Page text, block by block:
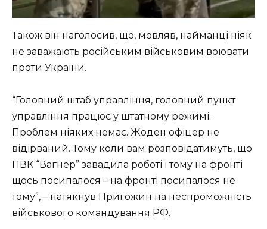
Також він наголосив, що, мовляв, найманці ніяк
не заважають російським військовим воювати
проти України.
“Головний штаб управління, головний пункт
управління працює у штатному режимі.
Проблем ніяких немає. Жоден офіцер не
відірваний. Тому коли вам розповідатимуть, що
ПВК “Вагнер” завадила роботі і тому на фронті
щось посипалося – на фронті посипалося не
тому”, – натякнув Пригожин на неспроможність
військового командування РФ.